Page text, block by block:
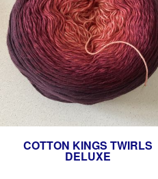
COTTON KINGS TWIRLS
DELUXE